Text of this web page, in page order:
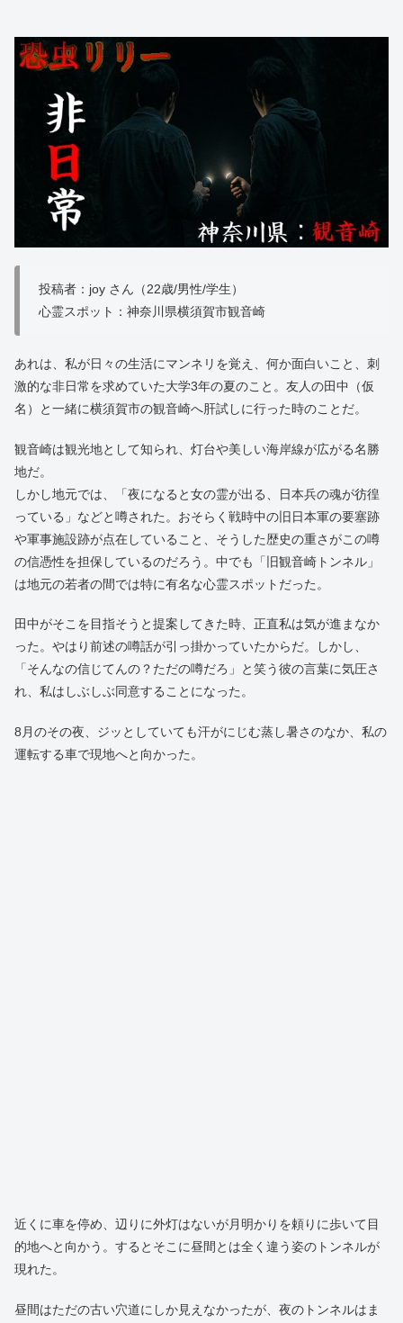
投稿者：joy さん（22歳/男性/学生）
心霊スポット：神奈川県横須賀市観音崎
あれは、私が日々の生活にマンネリを覚え、何か面白いこと、刺
激的な非日常を求めていた大学3年の夏のこと。友人の田中（仮
名）と一緒に横須賀市の観音崎へ肝試しに行った時のことだ。
観音崎は観光地として知られ、灯台や美しい海岸線が広がる名勝
地だ。
しかし地元では、「夜になると女の霊が出る、日本兵の魂が彷徨
っている」などと噂された。おそらく戦時中の旧日本軍の要塞跡
や軍事施設跡が点在していること、そうした歴史の重さがこの噂
の信憑性を担保しているのだろう。中でも「旧観音崎トンネル」
は地元の若者の間では特に有名な心霊スポットだった。
田中がそこを目指そうと提案してきた時、正直私は気が進まなか
った。やはり前述の噂話が引っ掛かっていたからだ。しかし、
「そんなの信じてんの？ただの噂だろ」と笑う彼の言葉に気圧さ
れ、私はしぶしぶ同意することになった。
8月のその夜、ジッとしていても汗がにじむ蒸し暑さのなか、私の
運転する車で現地へと向かった。
近くに車を停め、辺りに外灯はないが月明かりを頼りに歩いて目
的地へと向かう。するとそこに昼間とは全く違う姿のトンネルが
現れた。
昼間はただの古い穴道にしか見えなかったが、夜のトンネルはま